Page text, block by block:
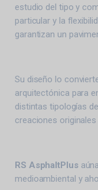
estudio del tipo y
particular y la
garantizan un
Su diseño lo
arquitectónica para
distintas tipologías
creaciones
RS AsphaltPlus
medioambiental y